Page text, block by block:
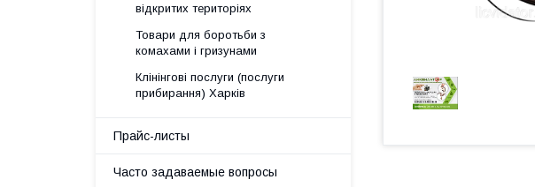
відкритих територіях
Товари для боротьби з
комахами і гризунами
Клінінгові послуги (послуги
прибирання) Харків
Прайс-листы
Часто задаваемые вопросы